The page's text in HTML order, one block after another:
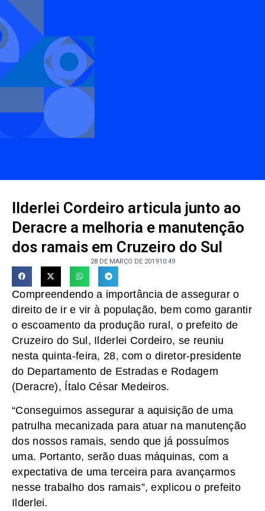
Ilderlei Cordeiro articula junto ao
Deracre a melhoria e manutenção
dos ramais em Cruzeiro do Sul
28 DE MARÇO DE 201910:49
Compreendendo a importância de assegurar o
direito de ir e vir à população, bem como garantir
o escoamento da produção rural, o prefeito de
Cruzeiro do Sul, Ilderlei Cordeiro, se reuniu
nesta quinta-feira, 28, com o diretor-presidente
do Departamento de Estradas e Rodagem
(Deracre), Ítalo César Medeiros.
“Conseguimos assegurar a aquisição de uma
patrulha mecanizada para atuar na manutenção
dos nossos ramais, sendo que já possuímos
uma. Portanto, serão duas máquinas, com a
expectativa de uma terceira para avançarmos
nesse trabalho dos ramais”, explicou o prefeito
Ilderlei.